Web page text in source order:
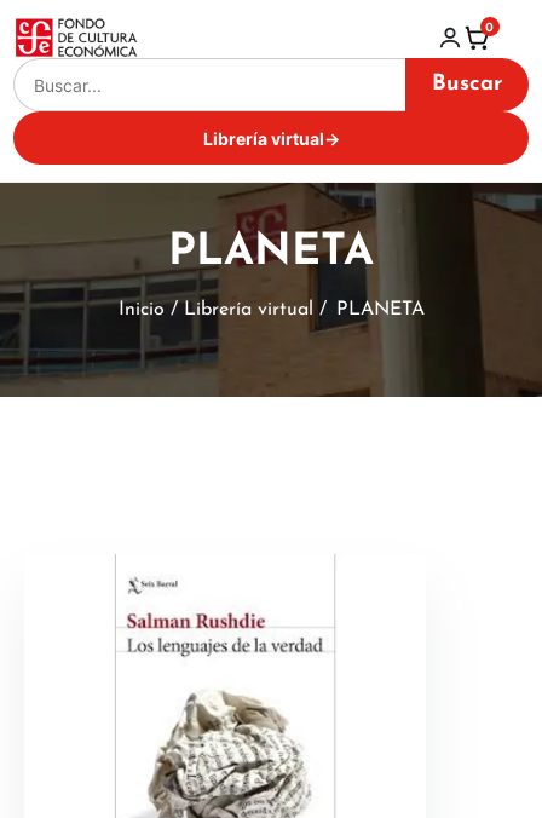
Buscar
Librería virtual→
0
PLANETA
Inicio / Librería virtual / PLANETA